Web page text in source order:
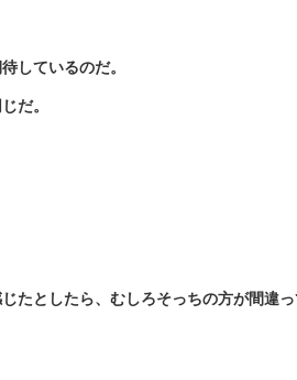
しているのだ。
だ。
たとしたら、むしろそっちの方が間違